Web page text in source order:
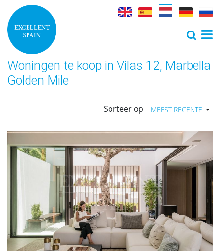
Woningen te koop in Vilas 12, Marbella
Golden Mile
Sorteer op MEEST RECENTE